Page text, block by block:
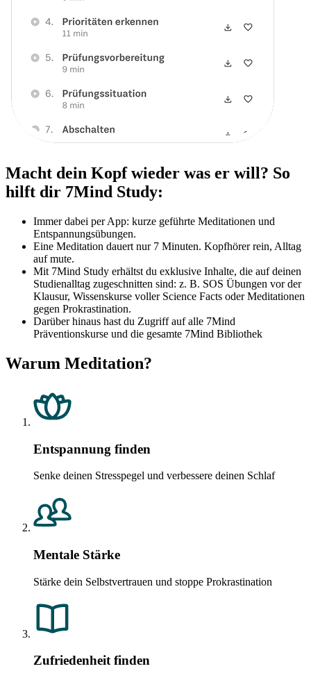
Macht dein Kopf wieder was er will? So
hilft dir 7Mind Study:
Immer dabei per App: kurze geführte Meditationen und
Entspannungsübungen.
Eine Meditation dauert nur 7 Minuten. Kopfhörer rein, Alltag
auf mute.
Mit 7Mind Study erhältst du exklusive Inhalte, die auf deinen
Studienalltag zugeschnitten sind: z. B. SOS Übungen vor der
Klausur, Wissenskurse voller Science Facts oder Meditationen
gegen Prokrastination.
Darüber hinaus hast du Zugriff auf alle 7Mind
Präventionskurse und die gesamte 7Mind Bibliothek
Warum Meditation?
Entspannung finden
Senke deinen Stresspegel und verbessere deinen Schlaf
Mentale Stärke
Stärke dein Selbstvertrauen und stoppe Prokrastination
Zufriedenheit finden